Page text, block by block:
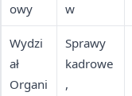
owy
w
Wydzi
ał
Organi
Sprawy
kadrowe
,